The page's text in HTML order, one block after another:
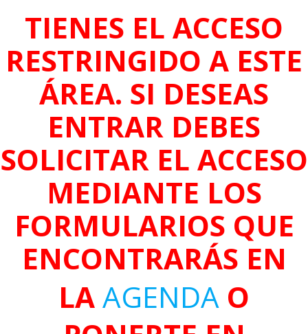
TIENES EL ACCESO
RESTRINGIDO A ESTE
ÁREA. SI DESEAS
ENTRAR DEBES
SOLICITAR EL ACCESO
MEDIANTE LOS
FORMULARIOS QUE
ENCONTRARÁS EN
LAAGENDA O